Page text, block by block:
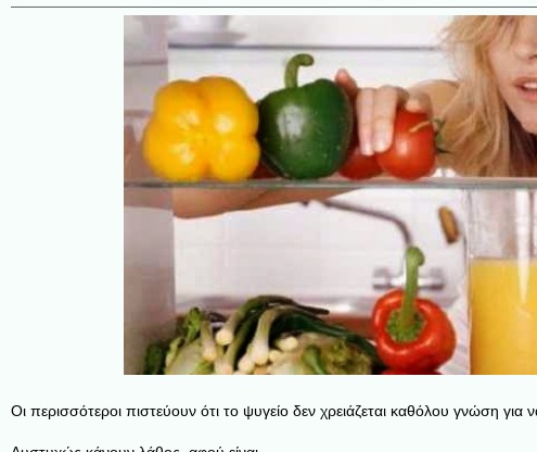
Οι περισσότεροι πιστεύουν ότι το ψυγείο δεν χρειάζεται καθόλου γνώση για